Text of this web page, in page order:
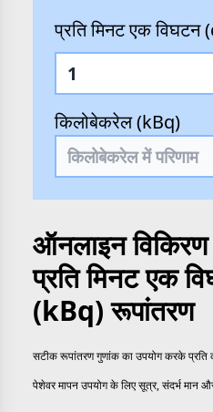
प्रति मिनट एक विघटन
किलोबेकरेल (kBq)
ऑनलाइन
प्रति मिनट एक
(kBq) रूपांतरण
सटीक रूपांतरण गुणांक का उपयोग करके प्रति
पेशेवर मापन उपयोग के लिए सूत्र, संदर्भ मान